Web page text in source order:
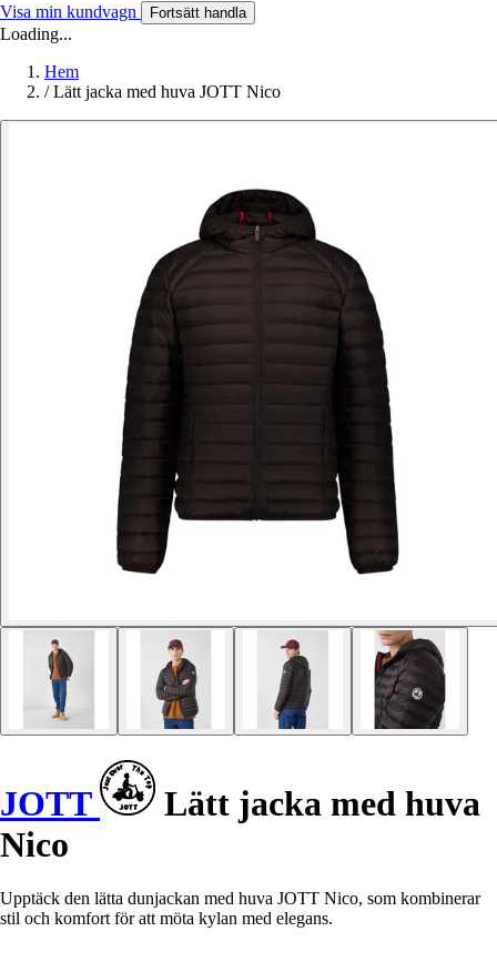
Visa min kundvagn Fortsätt handla
Loading...
Hem
/ Lätt jacka med huva JOTT Nico
JOTT
Lätt jacka med huva
Nico
Upptäck den lätta dunjackan med huva JOTT Nico, som kombinerar
stil och komfort för att möta kylan med elegans.